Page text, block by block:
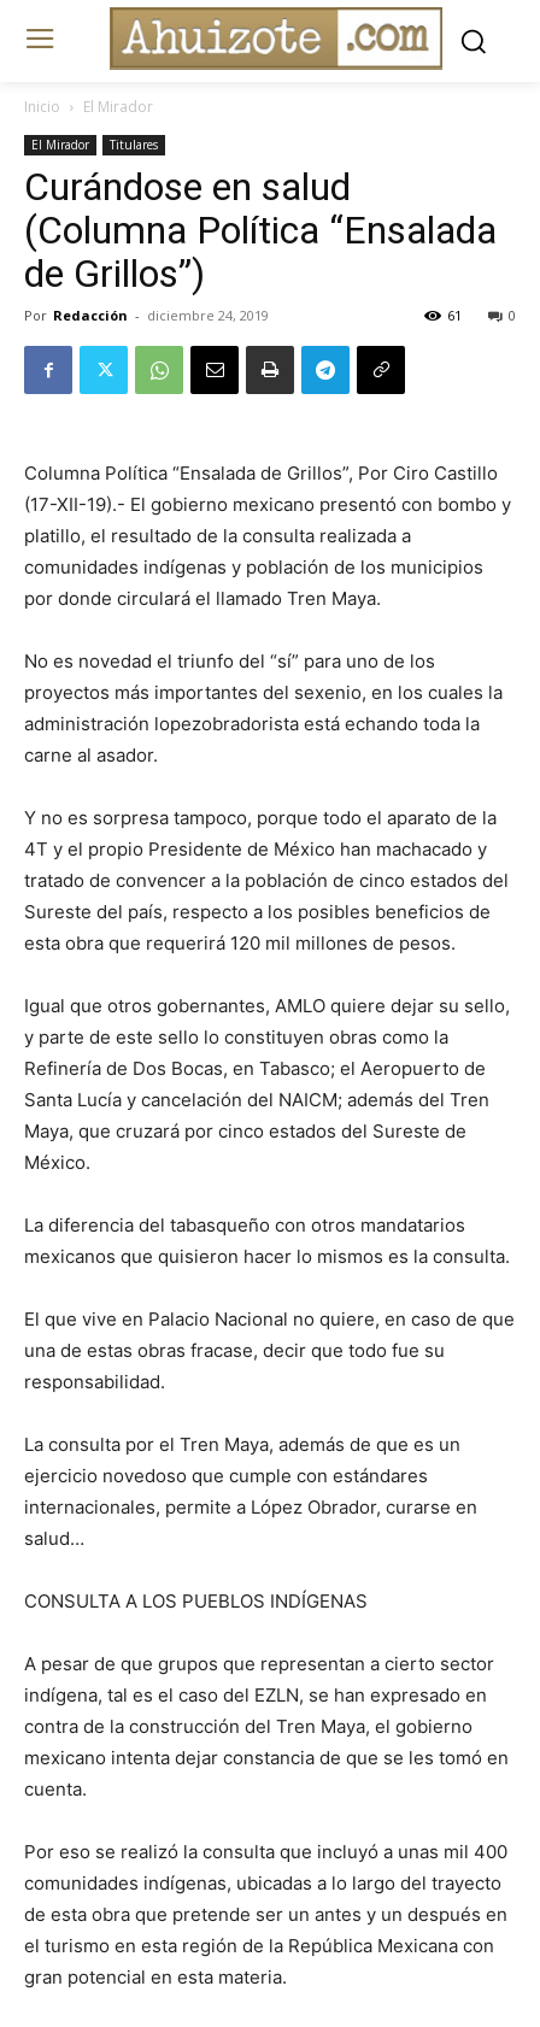
Inicio El Mirador
El Mirador Titulares
Curándose en salud
(Columna Política “Ensalada
de Grillos”)
Por Redacción - diciembre 24, 2019 0
61
Columna Política “Ensalada de Grillos”, Por Ciro Castillo
(17-XII-19).- El gobierno mexicano presentó con bombo y
platillo, el resultado de la consulta realizada a
comunidades indígenas y población de los municipios
por donde circulará el llamado Tren Maya.
No es novedad el triunfo del “sí” para uno de los
proyectos más importantes del sexenio, en los cuales la
administración lopezobradorista está echando toda la
carne al asador.
Y no es sorpresa tampoco, porque todo el aparato de la
4T y el propio Presidente de México han machacado y
tratado de convencer a la población de cinco estados del
Sureste del país, respecto a los posibles beneficios de
esta obra que requerirá 120 mil millones de pesos.
Igual que otros gobernantes, AMLO quiere dejar su sello,
y parte de este sello lo constituyen obras como la
Refinería de Dos Bocas, en Tabasco; el Aeropuerto de
Santa Lucía y cancelación del NAICM; además del Tren
Maya, que cruzará por cinco estados del Sureste de
México.
La diferencia del tabasqueño con otros mandatarios
mexicanos que quisieron hacer lo mismos es la consulta.
El que vive en Palacio Nacional no quiere, en caso de que
una de estas obras fracase, decir que todo fue su
responsabilidad.
La consulta por el Tren Maya, además de que es un
ejercicio novedoso que cumple con estándares
internacionales, permite a López Obrador, curarse en
salud…
CONSULTA A LOS PUEBLOS INDÍGENAS
A pesar de que grupos que representan a cierto sector
indígena, tal es el caso del EZLN, se han expresado en
contra de la construcción del Tren Maya, el gobierno
mexicano intenta dejar constancia de que se les tomó en
cuenta.
Por eso se realizó la consulta que incluyó a unas mil 400
comunidades indígenas, ubicadas a lo largo del trayecto
de esta obra que pretende ser un antes y un después en
el turismo en esta región de la República Mexicana con
gran potencial en esta materia.